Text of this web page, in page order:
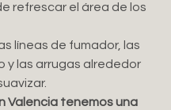
refrescar el área de los
líneas de fumador, las
y las arrugas alrededor
Valencia tenemos una